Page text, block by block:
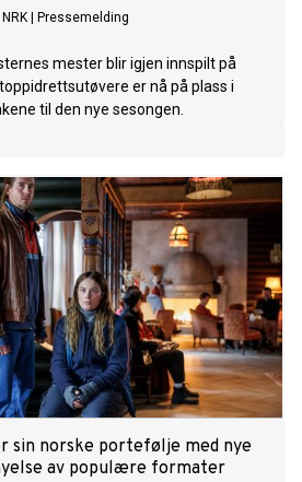
NRK Pressemelding
mester blir igjen innspilt på
er nå på plass i
til den nye sesongen.
sin norske portefølje med nye
av populære formater